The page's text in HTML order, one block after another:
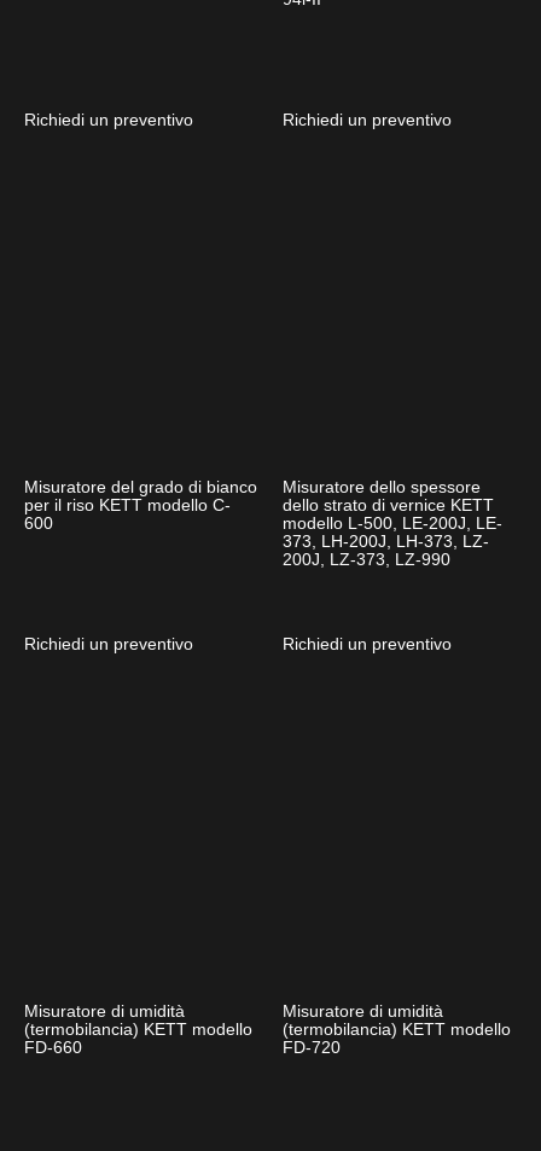
Richiedi un preventivo Richiedi un preventivo
Misuratore del grado di bianco
per il riso KETT modello C-
600
Richiedi un preventivo
Misuratore dello spessore
dello strato di vernice KETT
modello L-500, LE-200J, LE-
373, LH-200J, LH-373, LZ-
200J, LZ-373, LZ-990
Richiedi un preventivo
Misuratore di umidità
(termobilancia) KETT modello
FD-660
Misuratore di umidità
(termobilancia) KETT modello
FD-720